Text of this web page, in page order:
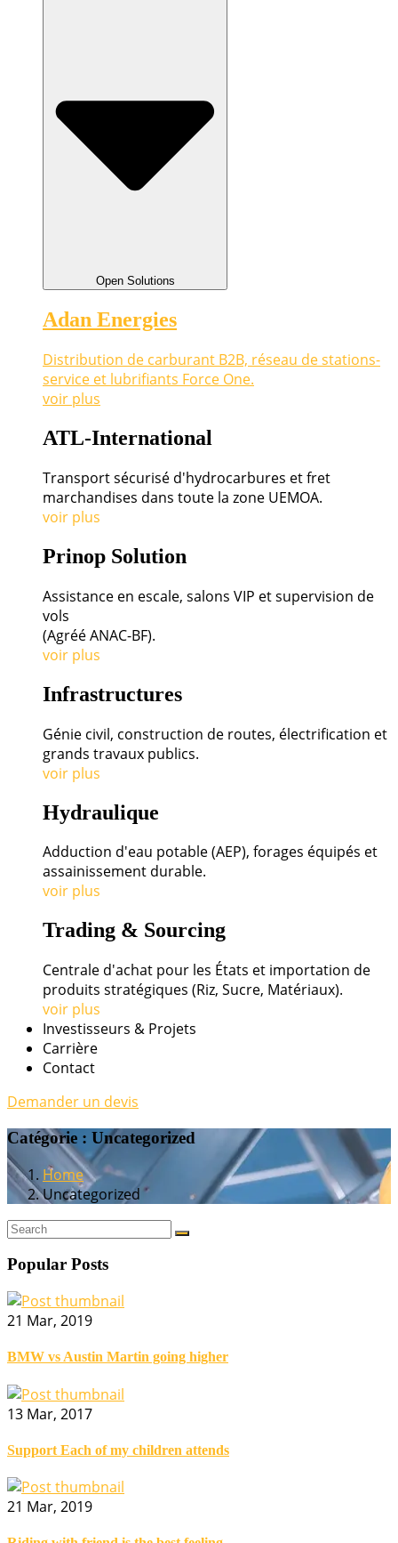
Open Solutions
Adan Energies
Distribution de carburant B2B, réseau de stations-
service et lubrifiants Force One.
voir plus
ATL-International
Transport sécurisé d'hydrocarbures et fret
marchandises dans toute la zone UEMOA.
voir plus
Prinop Solution
Assistance en escale, salons VIP et supervision de
vols
(Agréé ANAC-BF).
voir plus
Infrastructures
Génie civil, construction de routes, électrification et
grands travaux publics.
voir plus
Hydraulique
Adduction d'eau potable (AEP), forages équipés et
assainissement durable.
voir plus
Trading & Sourcing
Centrale d'achat pour les États et importation de
produits stratégiques (Riz, Sucre, Matériaux).
voir plus
Investisseurs & Projets
Carrière
Contact
Demander un devis
Catégorie : Uncategorized
Home
Uncategorized
Popular Posts
21 Mar, 2019
BMW vs Austin Martin going higher
13 Mar, 2017
Support Each of my children attends
21 Mar, 2019